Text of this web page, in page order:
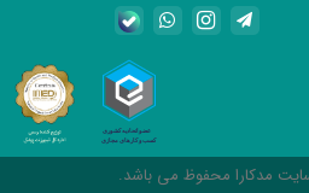
مدکارا محفوظ می باشد.